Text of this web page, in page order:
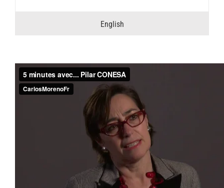
English